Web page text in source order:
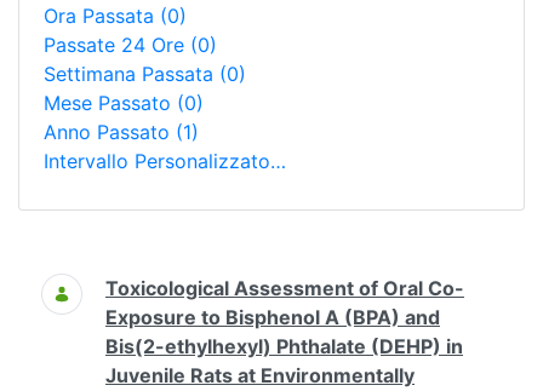
Ora Passata (0)
Passate 24 Ore (0)
Settimana Passata (0)
Mese Passato (0)
Anno Passato (1)
Intervallo Personalizzato…
Ricerca
Toxicological Assessment of Oral Co-
Exposure to Bisphenol A (BPA) and
Bis(2-ethylhexyl) Phthalate (DEHP) in
Juvenile Rats at Environmentally